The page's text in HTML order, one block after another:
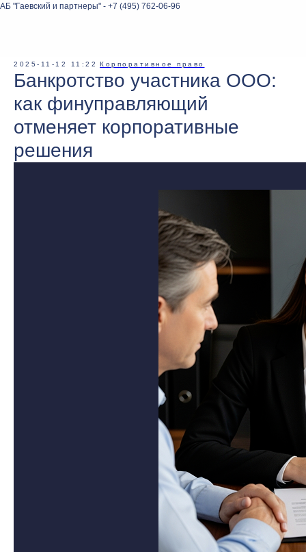
АБ "Гаевский и партнеры" - +7 (495) 762-06-96
2025-11-12 11:22 Корпоративное право
Банкротство участника ООО:
как финуправляющий
отменяет корпоративные
решения